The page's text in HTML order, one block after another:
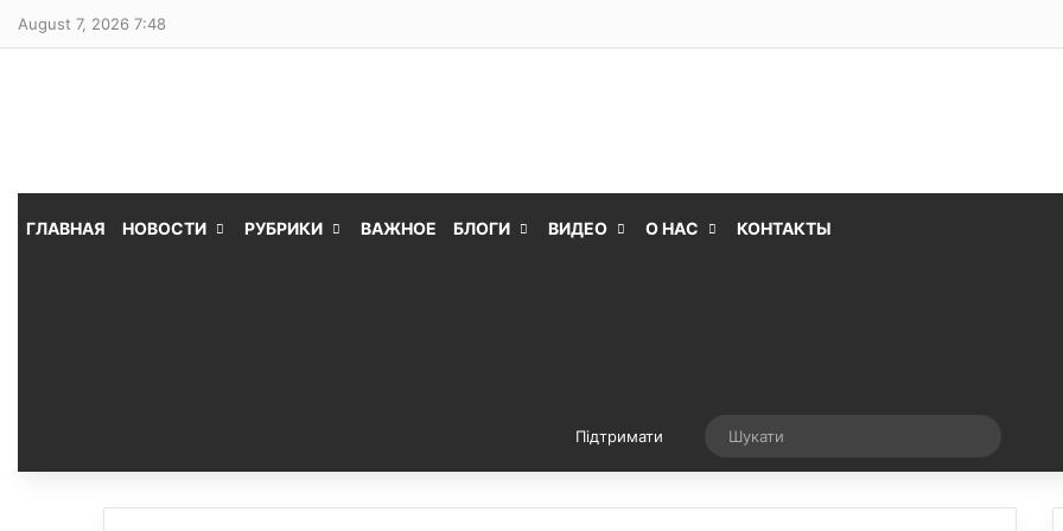
August 7, 2026 7:48
ГЛАВНАЯ НОВОСТИ РУБРИКИ ВАЖНОЕ БЛОГИ ВИДЕО О НАС КОНТАКТЫ
Підтримати Випадкова стаття